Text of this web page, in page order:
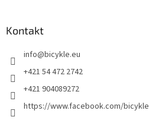
Kontakt
info@bicykle.eu
+421 54 472 2742
+421 904089272
https://www.facebook.com/bicykle